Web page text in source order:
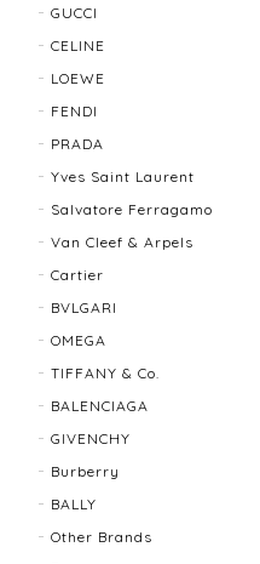
でした！ありがとうござ
たら利用させていただき
迅速に対応してくださり
物の状態も良く、満足し
ましたらよろしくお願いし
GUCCI
CELINE
LOEWE
FENDI
PRADA
Yves Saint Laurent
Salvatore Ferragamo
Van Cleef & Arpels
Cartier
BVLGARI
OMEGA
TIFFANY & Co.
BALENCIAGA
GIVENCHY
Burberry
BALLY
Other Brands